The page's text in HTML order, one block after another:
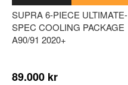
SUPRA 6-PIECE ULTIMATE-
SPEC COOLING PACKAGE
A90/91 2020+
89.000 kr